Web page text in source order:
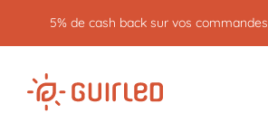
5% de cash back sur vos commandes